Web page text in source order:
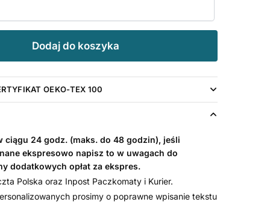
Dodaj do koszyka
OEKO-TEX 100
ciągu 24 godz. (maks. do 48 godzin), jeśli
ekspresowo napisz to w uwagach do
dodatkowych opłat za ekspres.
Polska oraz Inpost Paczkomaty i Kurier.
prosimy o poprawne wpisanie tekstu